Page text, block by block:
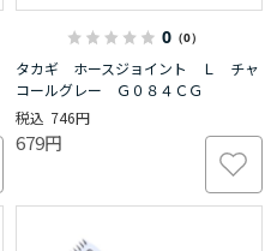
0（0）
タカギ ホースジョイント Ｌ チャ
コールグレー Ｇ０８４ＣＧ
746円
679円